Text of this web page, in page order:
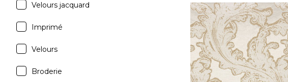
Velours jacquard
Imprimé
Velours
Broderie